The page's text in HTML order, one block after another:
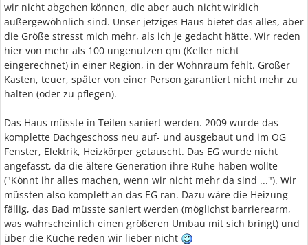
wir nicht abgehen können, die aber auch nicht wirklich
außergewöhnlich sind. Unser jetziges Haus bietet das alles, aber
die Größe stresst mich mehr, als ich je gedacht hätte. Wir reden
hier von mehr als 100 ungenutzen qm (Keller nicht
eingerechnet) in einer Region, in der Wohnraum fehlt. Großer
Kasten, teuer, später von einer Person garantiert nicht mehr zu
halten (oder zu pflegen).
Das Haus müsste in Teilen saniert werden. 2009 wurde das
komplette Dachgeschoss neu auf- und ausgebaut und im OG
Fenster, Elektrik, Heizkörper getauscht. Das EG wurde nicht
angefasst, da die ältere Generation ihre Ruhe haben wollte
("Könnt ihr alles machen, wenn wir nicht mehr da sind ..."). Wir
müssten also komplett an das EG ran. Dazu wäre die Heizung
fällig, das Bad müsste saniert werden (möglichst barrierearm,
was wahrscheinlich einen größeren Umbau mit sich bringt) und
über die Küche reden wir lieber nicht